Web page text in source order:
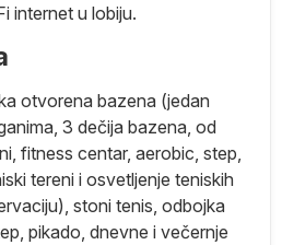
internet u lobiju.
otvorena bazena (jedan
3 dečija bazena, od
fitness centar, aerobic, step,
tereni i osvetljenje teniskih
stoni tenis, odbojka
pikado, dnevne i večernje